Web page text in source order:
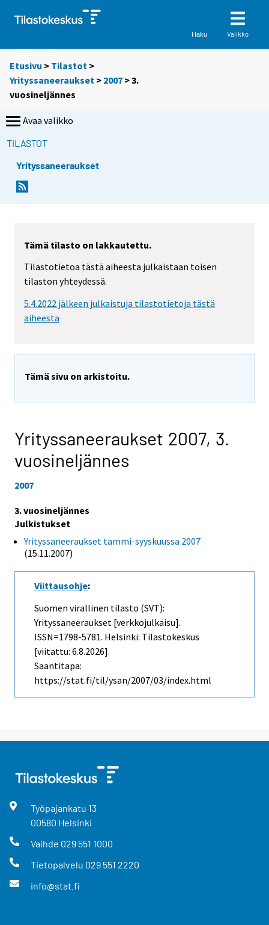
Haku Valikko
Etusivu > Tilastot >
Yrityssaneeraukset > 2007 >3.
vuosineljännes
Avaa valikko
TILASTOT
Yrityssaneeraukset
Tämä tilasto on lakkautettu.
Tilastotietoa tästä aiheesta julkaistaan toisen
tilaston yhteydessä.
5.4.2022 jälkeen julkaistuja tilastotietoja tästä
aiheesta
Tämä sivu on arkistoitu.
Yrityssaneeraukset 2007, 3.
vuosineljännes
2007
3. vuosineljännes
Julkistukset
Yrityssaneeraukset tammi-syyskuussa 2007
(15.11.2007)
Viittausohje:
Suomen virallinen tilasto (SVT):
Yrityssaneeraukset [verkkojulkaisu].
ISSN=1798-5781. Helsinki: Tilastokeskus
[viitattu: 6.8.2026].
Saantitapa:
https://stat.fi/til/ysan/2007/03/index.html
Työpajankatu 13
00580 Helsinki
Vaihde 029 551 1000
Tietopalvelu 029 551 2220
info@stat.fi